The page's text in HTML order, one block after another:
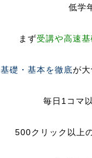
低学
まず受講や高速
基礎・基本を徹底が大
毎日1コマ
500クリック以上